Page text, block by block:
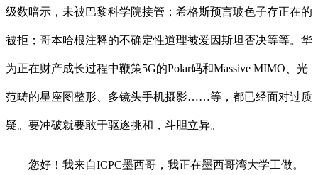
级数暗示，未被巴黎科学院接管；希格斯预言玻色子存正在的
被拒；哥本哈根注释的不确定性道理被爱因斯坦否决等等。华
为正在财产成长过程中鞭策5G的Polar码和Massive MIMO、光
范畴的星座图整形、多镜头手机摄影……等，都已经面对过质
疑。要冲破就要敢于驱逐挑和，斗胆立异。
您好！我来自ICPC墨西哥，我正在墨西哥湾大学工做。